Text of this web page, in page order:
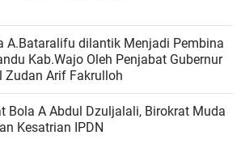
A.Bataralifu dilantik Menjadi Pembina
Kab.Wajo Oleh Penjabat Gubernur
Zudan Arif Fakrulloh
Bola A Abdul Dzuljalali, Birokrat Muda
Kesatrian IPDN